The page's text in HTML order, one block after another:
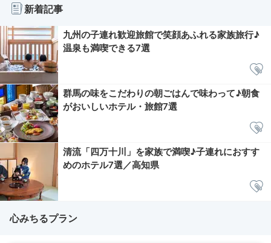
新着記事
九州の子連れ歓迎旅館で笑顔あふれる家族旅行♪
温泉も満喫できる7選
群馬の味をこだわりの朝ごはんで味わって♪朝食
がおいしいホテル・旅館7選
清流「四万十川」を家族で満喫♪子連れにおすす
めのホテル7選／高知県
心みちるプラン